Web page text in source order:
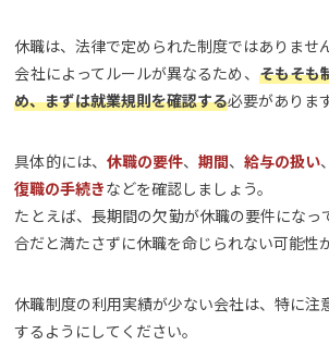
休職は、法律で定められた制度ではありません
会社によってルールが異なるため、 そもそも
め、まずは就業規則を確認する必要があります
具体的には、 休職の要件、 期間、給与の扱い
復職の手続きなどを確認しましょう。
たとえば、長期間の欠勤が休職の要件になっ
合だと満たさずに休職を命じられない可能性
休職制度の利用実績が少ない会社は、特に注
するようにしてください。